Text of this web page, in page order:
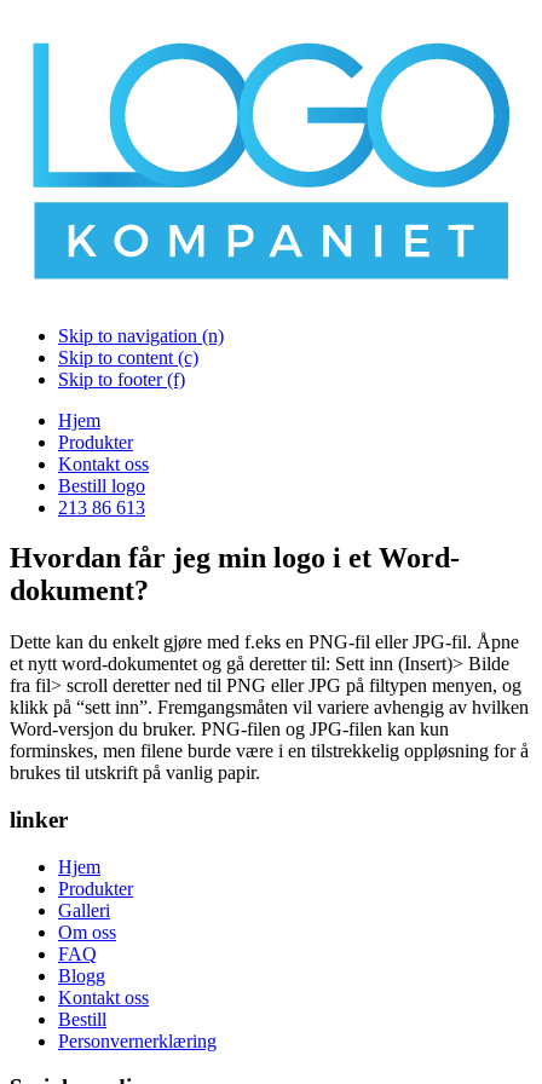
Skip to navigation (n)
Skip to content (c)
Skip to footer (f)
Hjem
Produkter
Kontakt oss
Bestill logo
213 86 613
Hvordan får jeg min logo i et Word-
dokument?
Dette kan du enkelt gjøre med f.eks en PNG-fil eller JPG-fil. Åpne
et nytt word-dokumentet og gå deretter til: Sett inn (Insert)> Bilde
fra fil> scroll deretter ned til PNG eller JPG på filtypen menyen, og
klikk på “sett inn”. Fremgangsmåten vil variere avhengig av hvilken
Word-versjon du bruker. PNG-filen og JPG-filen kan kun
forminskes, men filene burde være i en tilstrekkelig oppløsning for å
brukes til utskrift på vanlig papir.
linker
Hjem
Produkter
Galleri
Om oss
FAQ
Blogg
Kontakt oss
Bestill
Personvernerklæring